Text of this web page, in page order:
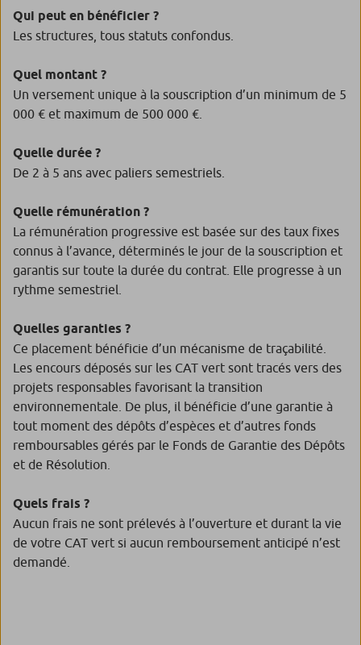
Qui peut en bénéficier ?
Les structures, tous statuts confondus.
Quel montant ?
Un versement unique à la souscription d’un minimum de 5
000 € et maximum de 500 000 €.
Quelle durée ?
De 2 à 5 ans avec paliers semestriels.
Quelle rémunération ?
La rémunération progressive est basée sur des taux fixes
connus à l’avance, déterminés le jour de la souscription et
garantis sur toute la durée du contrat. Elle progresse à un
rythme semestriel.
Quelles garanties ?
Ce placement bénéficie d’un mécanisme de traçabilité.
Les encours déposés sur les CAT vert sont tracés vers des
projets responsables favorisant la transition
environnementale. De plus, il bénéficie d’une garantie à
tout moment des dépôts d’espèces et d’autres fonds
remboursables gérés par le Fonds de Garantie des Dépôts
et de Résolution.
Quels frais ?
Aucun frais ne sont prélevés à l’ouverture et durant la vie
de votre CAT vert si aucun remboursement anticipé n’est
demandé.